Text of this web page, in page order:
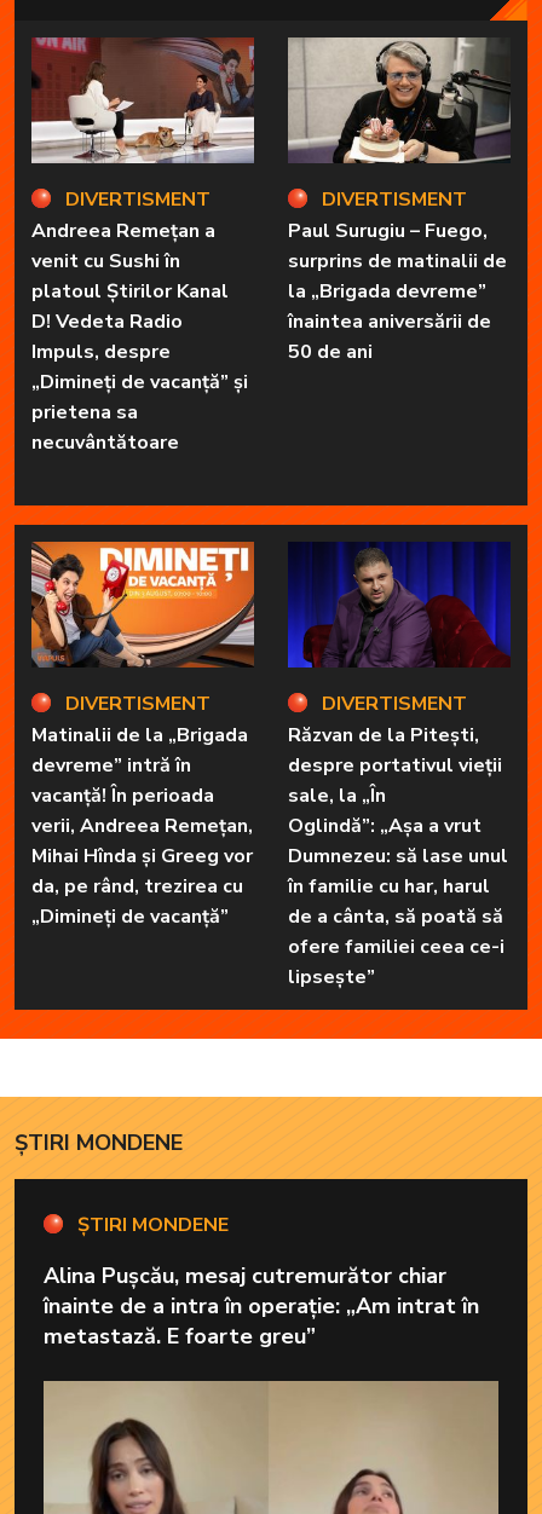
DIVERTISMENT
Andreea Remețan a
venit cu Sushi în
platoul Știrilor Kanal
D! Vedeta Radio
Impuls, despre
„Dimineți de vacanță” și
prietena sa
necuvântătoare
DIVERTISMENT
Matinalii de la „Brigada
devreme” intră în
vacanță! În perioada
verii, Andreea Remețan,
Mihai Hînda și Greeg vor
da, pe rând, trezirea cu
„Dimineți de vacanță”
DIVERTISMENT
Paul Surugiu – Fuego,
surprins de matinalii de
la „Brigada devreme”
înaintea aniversării de
50 de ani
DIVERTISMENT
Răzvan de la Pitești,
despre portativul vieții
sale, la „În
Oglindă”: „Așa a vrut
Dumnezeu: să lase unul
în familie cu har, harul
de a cânta, să poată să
ofere familiei ceea ce-i
lipsește”
ȘTIRI MONDENE
ȘTIRI MONDENE
Alina Pușcău, mesaj cutremurător chiar
înainte de a intra în operație: „Am intrat în
metastază. E foarte greu”